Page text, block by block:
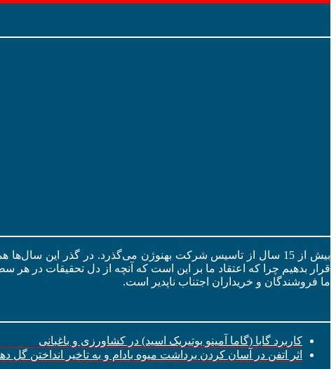
بیش از 15 سال از تاسیس شرکت بهنوژن می‌گذرد. در گذر این
قرار بدهیم چرا که اعتقاد ما بر این است که آنچه از دل تحقیقات در هر
ما فروشندگان و خریداران اجتناب ناپدیر است.
کاربرد گابا (گاما آمینو بوتیریک اسید) در کشاورزی و باغبانی
اثر اتفن در آسان کردن برداشت میوه بادام و به تاخیر انداختن گل